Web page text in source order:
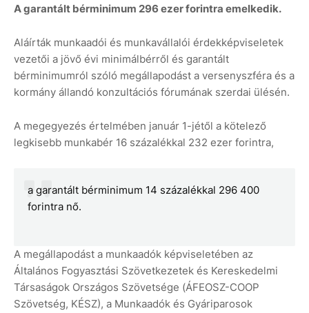
A garantált bérminimum 296 ezer forintra emelkedik.
Aláírták munkaadói és munkavállalói érdekképviseletek
vezetői a jövő évi minimálbérről és garantált
bérminimumról szóló megállapodást a versenyszféra és a
kormány állandó konzultációs fórumának szerdai ülésén.
A megegyezés értelmében január 1-jétől a kötelező
legkisebb munkabér 16 százalékkal 232 ezer forintra,
a garantált bérminimum 14 százalékkal 296 400
forintra nő.
A megállapodást a munkaadók képviseletében az
Általános Fogyasztási Szövetkezetek és Kereskedelmi
Társaságok Országos Szövetsége (ÁFEOSZ-COOP
Szövetség, KÉSZ), a Munkaadók és Gyáriparosok